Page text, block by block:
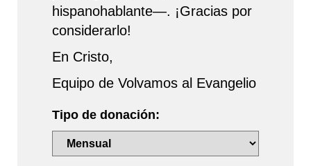
hispanohablante—. ¡Gracias por
considerarlo!
En Cristo,
Equipo de Volvamos al Evangelio
Tipo de donación: